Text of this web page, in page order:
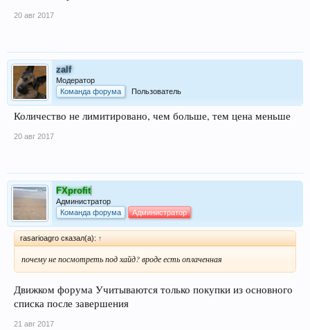
20 авг 2017
zalf
Модератор
Команда форума
Пользователь
Количество не лимитировано, чем больше, тем цена меньше
20 авг 2017
FXprofit
Администратор
Команда форума
Администратор
rasarioagro сказал(а): ↑
почему не посмотреть под хайд? вроде есть оплаченная
Движком форума Учитываются только покупки из основного
списка после завершения
21 авг 2017